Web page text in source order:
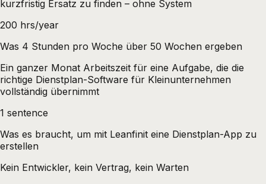
kurzfristig Ersatz zu finden – ohne System
200 hrs/year
Was 4 Stunden pro Woche über 50 Wochen ergeben
Ein ganzer Monat Arbeitszeit für eine Aufgabe, die die
richtige Dienstplan-Software für Kleinunternehmen
vollständig übernimmt
1 sentence
Was es braucht, um mit Leanfinit eine Dienstplan-App zu
erstellen
Kein Entwickler, kein Vertrag, kein Warten